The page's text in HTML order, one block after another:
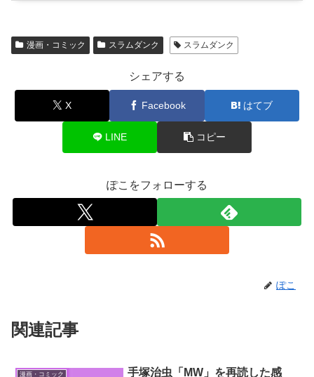
漫画・コミック スラムダンク スラムダンク
シェアする
X Facebook はてブ
LINE コピー
ぽこをフォローする
ぽこ
関連記事
漫画・コミック
手塚治虫「MW」を再読した感